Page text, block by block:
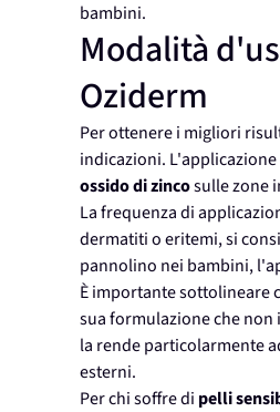
bambini.
Modalità
Oziderm
Per ottenere i migliori
indicazioni.
ossido di zincosulle zone
La frequenza di
dermatiti o eritemi, si
pannolino nei bambini,
È importante sottolineare
sua formulazione che
la rende particolarmente
esterni.
Per chi soffre di pelli